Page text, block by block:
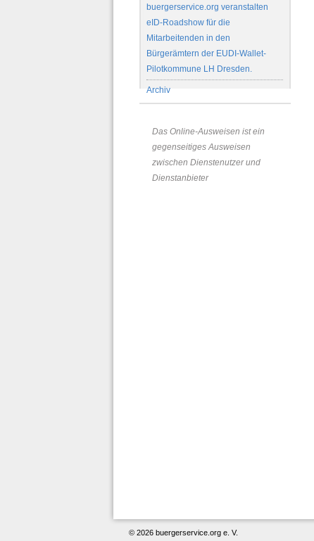
buergerservice.org veranstalten
eID-Roadshow für die
Mitarbeitenden in den
Bürgerämtern der EUDI-Wallet-
Pilotkommune LH Dresden.
Archiv
Das Online-Ausweisen ist ein
gegenseitiges Ausweisen
zwischen Dienstenutzer und
Dienstanbieter
© 2026 buergerservice.org e. V.